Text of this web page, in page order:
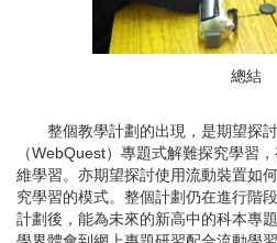
總結
整個教學計劃的出現，是期望探討
（WebQuest）專題式解難探究學習
維學習。亦期望探討使用流動裝置如
究學習的模式。整個計劃仍在進行階
計劃後，能為未來的新高中的科本專